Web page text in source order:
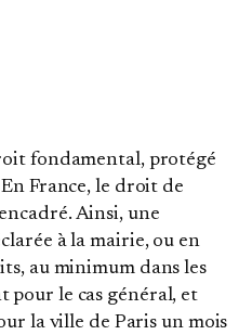
fondamental, protégé
France, le droit de
Ainsi, une
à la mairie, ou en
au minimum dans les
pour le cas général, et
la ville de Paris un mois